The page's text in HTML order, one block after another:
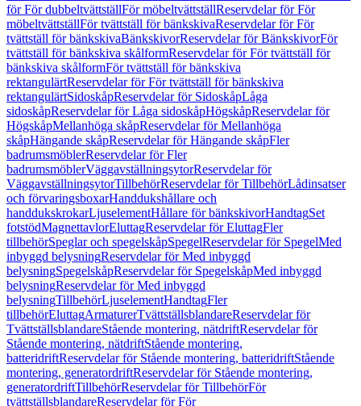
för För dubbeltvättställFör möbeltvättställReservdelar för För
möbeltvättställFör tvättställ för bänkskivaReservdelar för För
tvättställ för bänkskivaBänkskivorReservdelar för BänkskivorFör
tvättställ för bänkskiva skålformReservdelar för För tvättställ för
bänkskiva skålformFör tvättställ för bänkskiva
rektangulärtReservdelar för För tvättställ för bänkskiva
rektangulärtSidoskåpReservdelar för SidoskåpLåga
sidoskåpReservdelar för Låga sidoskåpHögskåpReservdelar för
HögskåpMellanhöga skåpReservdelar för Mellanhöga
skåpHängande skåpReservdelar för Hängande skåpFler
badrumsmöblerReservdelar för Fler
badrumsmöblerVäggavställningsytorReservdelar för
VäggavställningsytorTillbehörReservdelar för TillbehörLådinsatser
och förvaringsboxarHanddukshållare och
handdukskrokarLjuselementHållare för bänkskivorHandtagSet
fotstödMagnettavlorEluttagReservdelar för EluttagFler
tillbehörSpeglar och spegelskåpSpegelReservdelar för SpegelMed
inbyggd belysningReservdelar för Med inbyggd
belysningSpegelskåpReservdelar för SpegelskåpMed inbyggd
belysningReservdelar för Med inbyggd
belysningTillbehörLjuselementHandtagFler
tillbehörEluttagArmaturerTvättställsblandareReservdelar för
TvättställsblandareStående montering, nätdriftReservdelar för
Stående montering, nätdriftStående montering,
batteridriftReservdelar för Stående montering, batteridriftStående
montering, generatordriftReservdelar för Stående montering,
generatordriftTillbehörReservdelar för TillbehörFör
tvättställsblandareReservdelar för För